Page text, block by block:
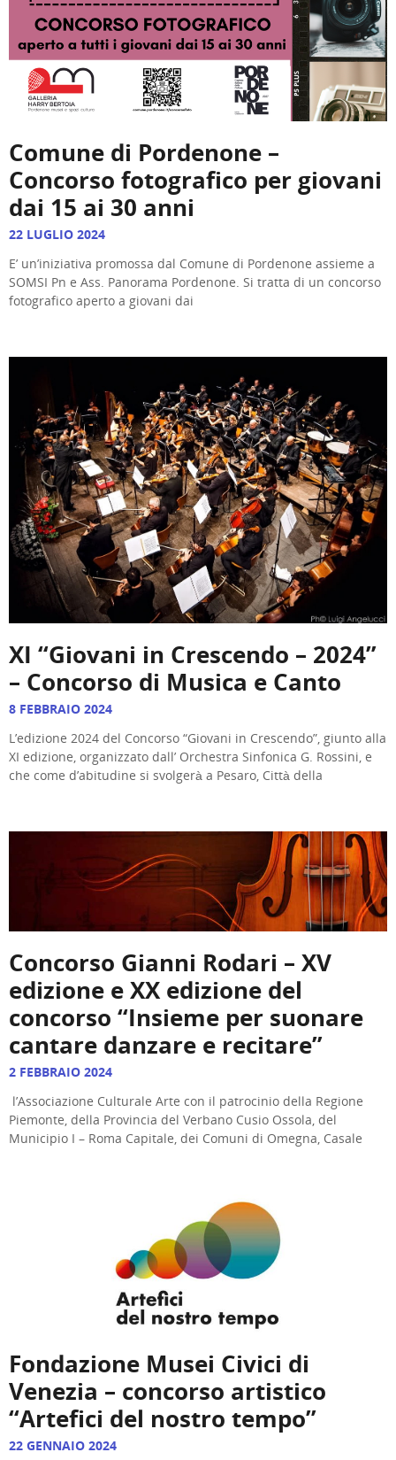
Comune di Pordenone –
Concorso fotografico per giovani
dai 15 ai 30 anni
22 LUGLIO 2024
E’ un’iniziativa promossa dal Comune di Pordenone assieme a
SOMSI Pn e Ass. Panorama Pordenone. Si tratta di un concorso
fotografico aperto a giovani dai
XI “Giovani in Crescendo – 2024”
– Concorso di Musica e Canto
8 FEBBRAIO 2024
L’edizione 2024 del Concorso “Giovani in Crescendo”, giunto alla
XI edizione, organizzato dall’ Orchestra Sinfonica G. Rossini, e
che come d’abitudine si svolgerà a Pesaro, Città della
Concorso Gianni Rodari – XV
edizione e XX edizione del
concorso “Insieme per suonare
cantare danzare e recitare”
2 FEBBRAIO 2024
l’Associazione Culturale Arte con il patrocinio della Regione
Piemonte, della Provincia del Verbano Cusio Ossola, del
Municipio I – Roma Capitale, dei Comuni di Omegna, Casale
Fondazione Musei Civici di
Venezia – concorso artistico
“Artefici del nostro tempo”
22 GENNAIO 2024